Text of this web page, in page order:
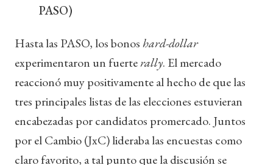
PASO)
Hasta las PASO, los bonoshard-dollar
experimentaron un fuerterally. El mercado
reaccionó muy positivamente al hecho de que las
tres principales listas de las elecciones estuvieran
encabezadas por candidatos promercado. Juntos
por el Cambio (JxC) lideraba las encuestas como
claro favorito, a tal punto que la discusión se